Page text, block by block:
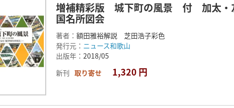
増補精彩版 城下町の風景 付 加太・
国名所図会
著者： 額田雅裕解説 芝田浩子彩色
発行元： ニュース和歌山
出版年： 2018/05
新刊 取り寄せ 1,320 円